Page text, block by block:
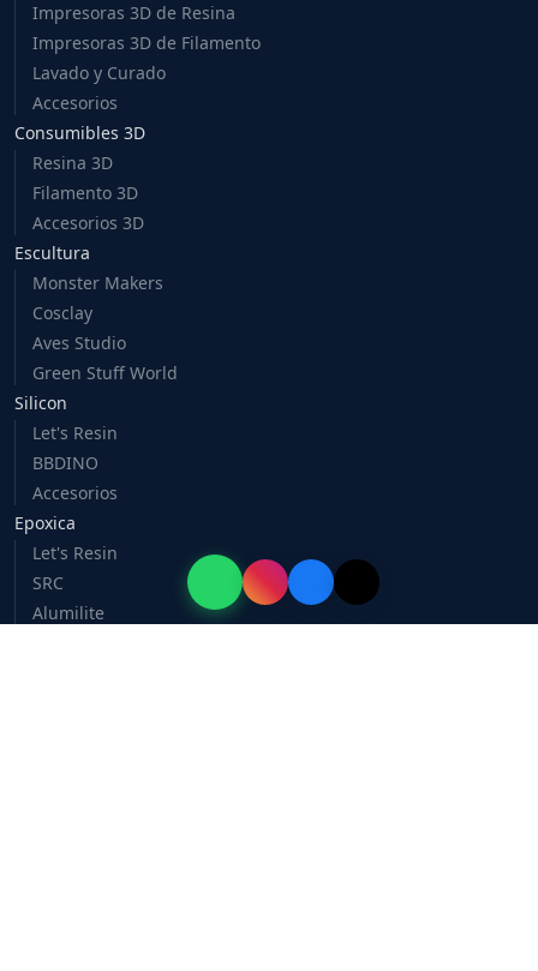
Impresoras 3D de Resina
Impresoras 3D de Filamento
Lavado y Curado
Accesorios
Consumibles 3D
Resina 3D
Filamento 3D
Accesorios 3D
Escultura
Monster Makers
Cosclay
Aves Studio
Green Stuff World
Silicon
Let's Resin
BBDINO
Accesorios
Epoxica
Let's Resin
SRC
Alumilite